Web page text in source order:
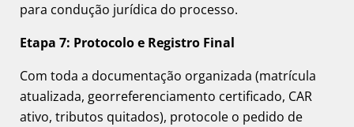
para condução jurídica do processo.
Etapa 7: Protocolo e Registro Final
Com toda a documentação organizada (matrícula
atualizada, georreferenciamento certificado, CAR
ativo, tributos quitados), protocole o pedido de